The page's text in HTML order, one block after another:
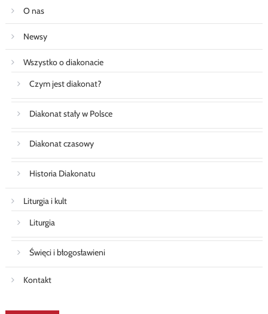
O nas
Newsy
Wszystko o diakonacie
Czym jest diakonat?
Diakonat stały w Polsce
Diakonat czasowy
Historia Diakonatu
Liturgia i kult
Liturgia
Święci i błogosławieni
Kontakt